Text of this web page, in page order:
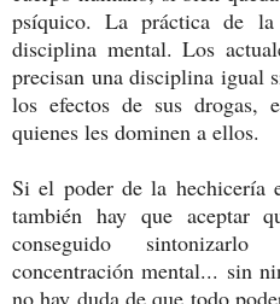
psíquico. La práctica de
disciplina mental. Los
precisan una disciplina igual
los efectos de sus drogas,
quienes les dominen a ellos.
Si el poder de la hechicería
también hay que aceptar
conseguido
concentración mental... sin